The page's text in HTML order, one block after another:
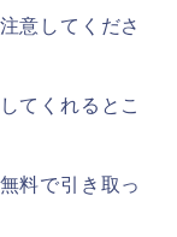
意してくださ
てくれるとこ
料で引き取っ